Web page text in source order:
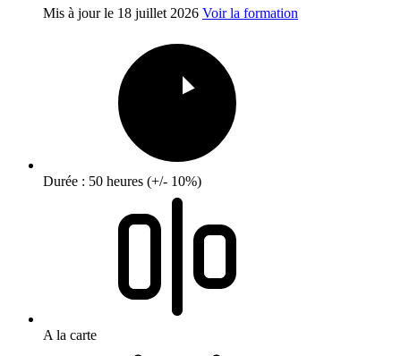
Mis à jour le 18 juillet 2026 Voir la formation
Durée : 50 heures (+/- 10%)
A la carte